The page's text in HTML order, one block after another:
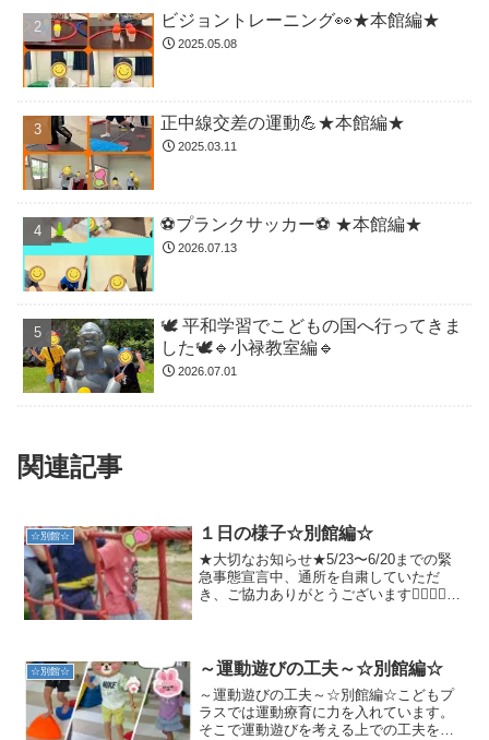
ビジョントレーニング👀★本館編★
2025.05.08
正中線交差の運動💪★本館編★
2025.03.11
⚽️プランクサッカー⚽️ ★本館編★
2026.07.13
🕊️ 平和学習でこどもの国へ行ってきま
した🕊️🔹小禄教室編🔹
2026.07.01
関連記事
☆別館☆ １日の様子☆別館編☆
★大切なお知らせ★5/23〜6/20までの緊
急事態宣言中、通所を自粛していただ
き、ご協力ありがとうございます🙇‍♂️🙇‍♀️お
け入れて...
☆別館☆ ～運動遊びの工夫～☆別館編☆
～運動遊びの工夫～☆別館編☆こどもプ
ラスでは運動療育に力を入れています。
そこで運動遊びを考える上での工夫を紹